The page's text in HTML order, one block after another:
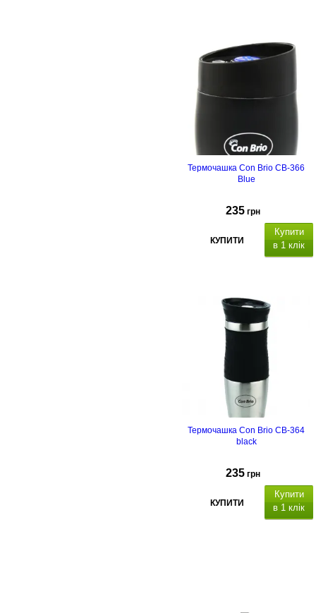
Термочашка Con Brio CB-366
Blue
235 грн
КУПИТИ
Купити
в 1 клік
Термочашка Con Brio CB-364
black
235 грн
КУПИТИ
Купити
в 1 клік